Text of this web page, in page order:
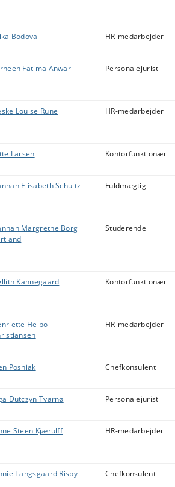
Bodova HR-medarbejder
Fatima Anwar Personalejurist
Louise Rune HR-medarbejder
Larsen Kontorfunktionær
Elisabeth Schultz Fuldmægtig
Margrethe Borg
Studerende
Kannegaard Kontorfunktionær
Helbo
HR-medarbejder
Posniak Chefkonsulent
Dutczyn Tvarnø Personalejurist
Steen Kjærulff HR-medarbejder
Tangsgaard Risby Chefkonsulent